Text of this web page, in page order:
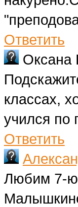
Ответить
Оксана
классах,
учился по
Ответить
Любим 7-ю